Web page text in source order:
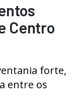
Centro
forte,
entre os